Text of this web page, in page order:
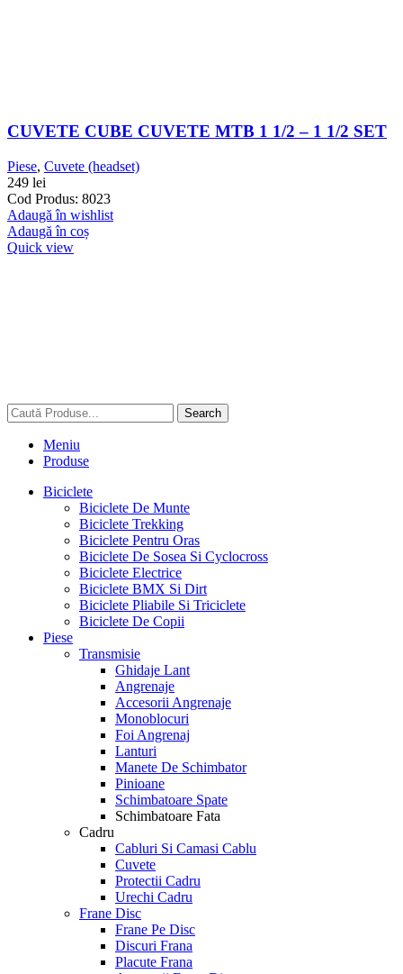
CUVETE CUBE CUVETE MTB 1 1/2 – 1 1/2 SET
Piese, Cuvete (headset)
249 lei
Cod Produs: 8023
Adaugă în wishlist
Adaugă în coș
Quick view
Search
Meniu
Produse
Biciclete
Biciclete De Munte
Biciclete Trekking
Biciclete Pentru Oras
Biciclete De Sosea Si Cyclocross
Biciclete Electrice
Biciclete BMX Si Dirt
Biciclete Pliabile Si Triciclete
Biciclete De Copii
Piese
Transmisie
Ghidaje Lant
Angrenaje
Accesorii Angrenaje
Monoblocuri
Foi Angrenaj
Lanturi
Manete De Schimbator
Pinioane
Schimbatoare Spate
Schimbatoare Fata
Cadru
Cabluri Si Camasi Cablu
Cuvete
Protectii Cadru
Urechi Cadru
Frane Disc
Frane Pe Disc
Discuri Frana
Placute Frana